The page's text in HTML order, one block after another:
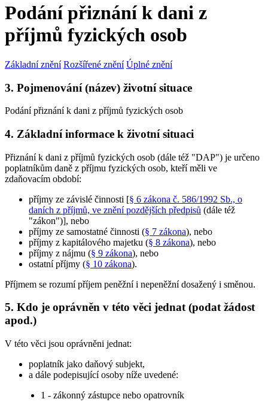
Podání přiznání k dani z
příjmů fyzických osob
Základní znění Rozšířené znění Úplné znění
3. Pojmenování (název) životní situace
Podání přiznání k dani z příjmů fyzických osob
4. Základní informace k životní situaci
Přiznání k dani z příjmů fyzických osob (dále též "DAP") je určeno
poplatníkům daně z příjmu fyzických osob, kteří měli ve
zdaňovacím období:
příjmy ze závislé činnosti [§ 6 zákona č. 586/1992 Sb., o
daních z příjmů, ve znění pozdějších předpisů (dále též
"zákon")], nebo
příjmy ze samostatné činnosti (§ 7 zákona), nebo
příjmy z kapitálového majetku (§ 8 zákona), nebo
příjmy z nájmu (§ 9 zákona), nebo
ostatní příjmy (§ 10 zákona).
Příjmem se rozumí příjem peněžní i nepeněžní dosažený i směnou.
5. Kdo je oprávněn v této věci jednat (podat žádost
apod.)
V této věci jsou oprávněni jednat:
poplatník jako daňový subjekt,
a dále podepisující osoby níže uvedené:
1 - zákonný zástupce nebo opatrovník